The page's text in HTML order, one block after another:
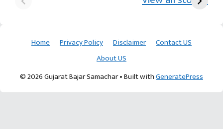
Home Privacy Policy Disclaimer
Contact US
About US
© 2026 Gujarat Bajar Samachar• Built withGeneratePress